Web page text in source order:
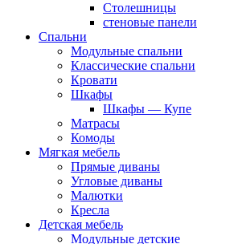
Столешницы
стеновые панели
Спальни
Модульные спальни
Классические спальни
Кровати
Шкафы
Шкафы — Купе
Матрасы
Комоды
Мягкая мебель
Прямые диваны
Угловые диваны
Малютки
Кресла
Детская мебель
Модульные детские